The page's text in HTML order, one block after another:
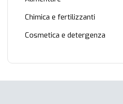
Chimica e fertilizzanti
Cosmetica e detergenza